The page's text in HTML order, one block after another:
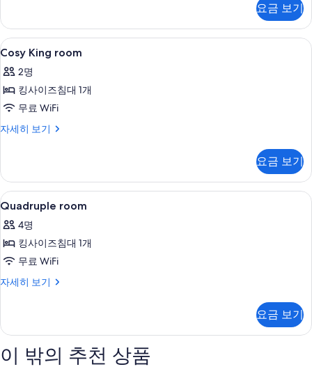
기
세
히
보
요금 보기
Cosy
King
room
사
진
모
기
2
Cosy King room
2명
킹사이즈침대 1개
무료 WiFi
자세히 보기
Cosy
세
히
보
요금 보기
Quadruple
room
사
진
모
두
3
Quadruple room
4명
킹사이즈침대 1개
무료 WiFi
자세히 보기
Quadruple
히
기
요금 보기
이 밖의 추천 상품